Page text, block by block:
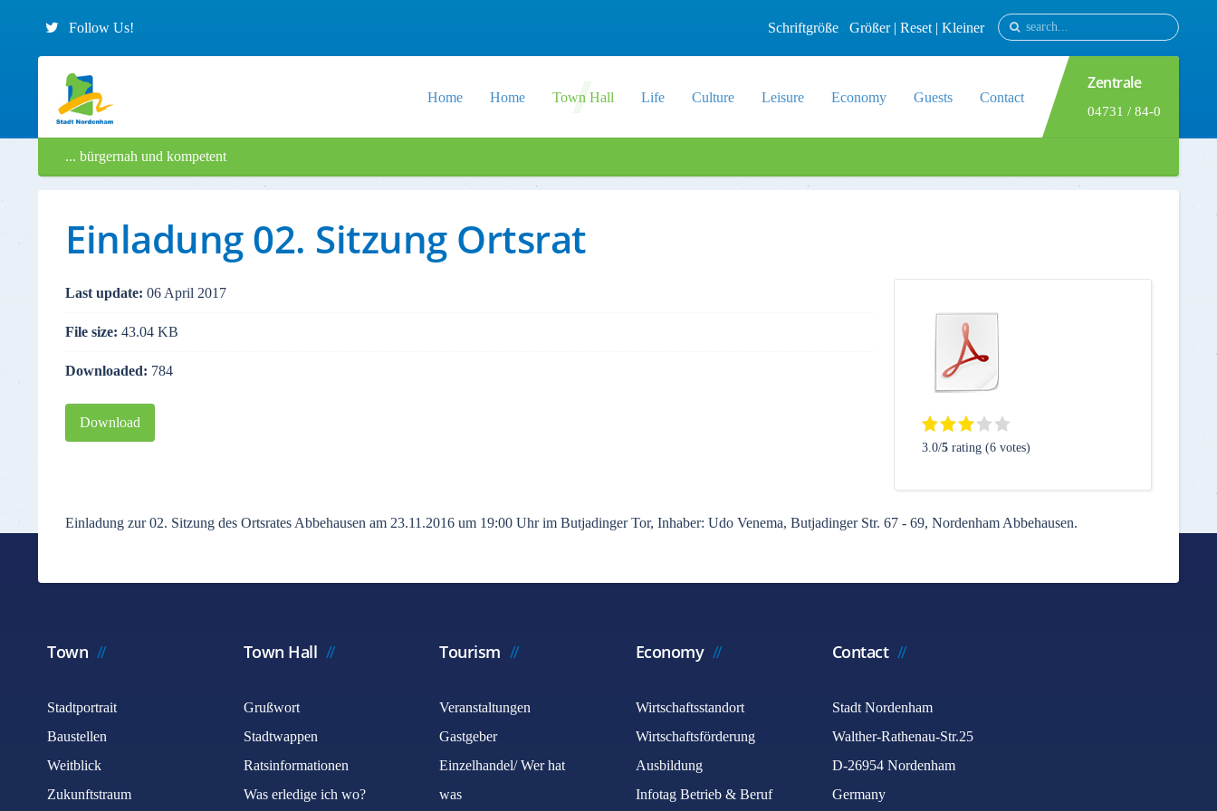
Follow Us! Schriftgröße Größer| Reset | Kleiner
Home Home Town Hall Life Culture Leisure Economy Guests Contact
Zentrale
04731 / 84-0
... bürgernah und kompetent
Einladung 02. Sitzung Ortsrat
Last update: 06 April 2017
File size: 43.04 KB
Downloaded: 784
Download
3.0/5 rating (6 votes)
Einladung zur 02. Sitzung des Ortsrates Abbehausen am 23.11.2016 um 19:00 Uhr im Butjadinger Tor, Inhaber: Udo Venema, Butjadinger Str. 67 - 69, Nordenham Abbehausen.
Town
Stadtportrait
Baustellen
Weitblick
Zukunftstraum
Town Hall
Grußwort
Stadtwappen
Ratsinformationen
Was erledige ich wo?
Tourism
Veranstaltungen
Gastgeber
Einzelhandel/ Wer hat
was
Economy
Wirtschaftsstandort
Wirtschaftsförderung
Ausbildung
Infotag Betrieb & Beruf
Contact
Stadt Nordenham
Walther-Rathenau-Str.25
D-26954 Nordenham
Germany